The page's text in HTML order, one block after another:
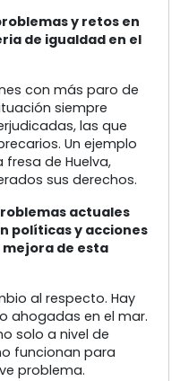
y retos en
de igualdad en el
con más paro de
siempre
las que
Un ejemplo
de Huelva,
sus derechos.
actuales
políticas y acciones
mejora de esta
al respecto. Hay
ahogadas en el mar.
solo a nivel de
funcionan para
problema.